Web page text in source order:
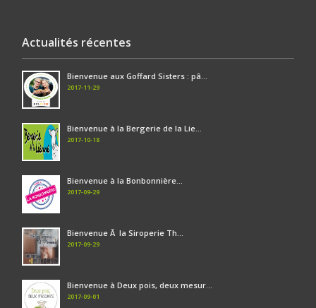
Actualités récentes
Bienvenue aux Goffard Sisters : pâ...
2017-11-29
Bienvenue à la Bergerie de la Lie...
2017-10-18
Bienvenue à la Bonbonnière...
2017-09-29
Bienvenue Ã la Siroperie Th...
2017-09-29
Bienvenue à Deux pois, deux mesur...
2017-09-01